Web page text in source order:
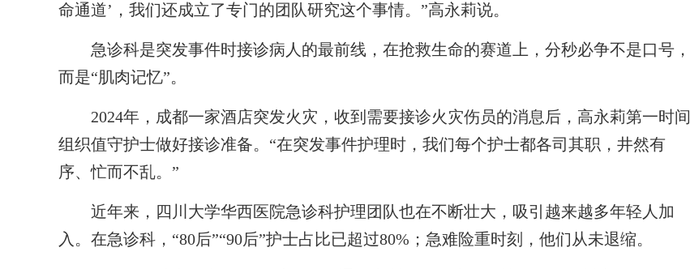
命通道’，我们还成立了专门的团队研究这个事情。”高永莉说。
急诊科是突发事件时接诊病人的最前线，在抢救生命的赛道上，分秒必争不是口号，
而是“肌肉记忆”。
2024年，成都一家酒店突发火灾，收到需要接诊火灾伤员的消息后，高永莉第一时间
组织值守护士做好接诊准备。“在突发事件护理时，我们每个护士都各司其职，井然有
序、忙而不乱。”
近年来，四川大学华西医院急诊科护理团队也在不断壮大，吸引越来越多年轻人加
入。在急诊科，“80后”“90后”护士占比已超过80%；急难险重时刻，他们从未退缩。